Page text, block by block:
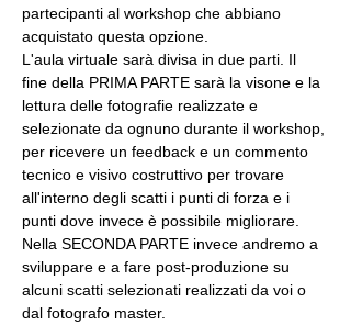
partecipanti al workshop che abbiano
acquistato questa opzione.
L'aula virtuale sarà divisa in due parti. Il
fine della PRIMA PARTE sarà la visone e la
lettura delle fotografie realizzate e
selezionate da ognuno durante il workshop,
per ricevere un feedback e un commento
tecnico e visivo costruttivo per trovare
all'interno degli scatti i punti di forza e i
punti dove invece è possibile migliorare.
Nella SECONDA PARTE invece andremo a
sviluppare e a fare post-produzione su
alcuni scatti selezionati realizzati da voi o
dal fotografo master.